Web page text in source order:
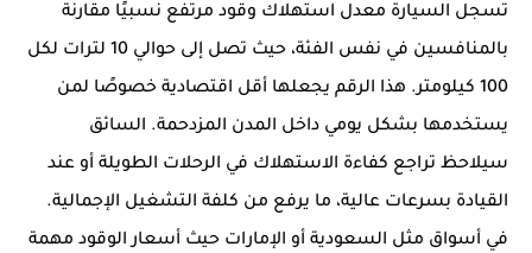
تُسجل السيارة معدل استهلاك وقود مرتفع نسبيًا مقارنة
بالمنافسين في نفس الفئة، حيث تصل إلى حوالي 10 لترات لكل
100 كيلومتر. هذا الرقم يجعلها أقل اقتصادية خصوصًا لمن
يستخدمها بشكل يومي داخل المدن المزدحمة. السائق
سيلاحظ تراجع كفاءة الاستهلاك في الرحلات الطويلة أو عند
القيادة بسرعات عالية، ما يرفع من كلفة التشغيل الإجمالية.
في أسواق مثل السعودية أو الإمارات حيث أسعار الوقود مهمة